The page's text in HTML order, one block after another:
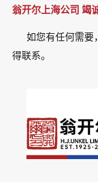
翁开尔上海公司 竭
如您有任何需要
得联系。